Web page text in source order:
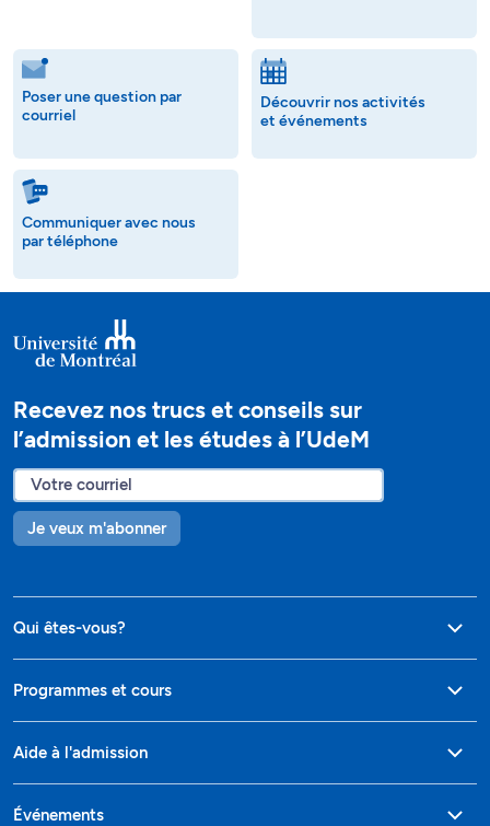
Poser une question par
courriel
Découvrir nos activités
et événements
Communiquer avec nous
par téléphone
Recevez nos trucs et conseils sur
l’admission et les études à l’UdeM
Je veux m'abonner
Qui êtes-vous?
Programmes et cours
Aide à l'admission
Événements